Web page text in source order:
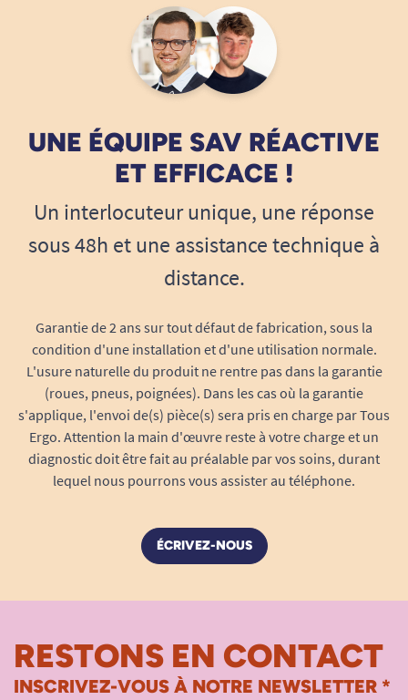
solution de protection qui respecte discrétion,
autonomie et dignité :
Pose simple et intuitivegrâce au design
« S’enfile et s’enlève comme un sous-
vêtement classique ». La déchirure latérale
permet un retrait facile et rapide en cas de
besoin.
Maintien parfait
même en mouvement
(assis, debout, allongé, lors d’un transfert
ou d’une marche), grâce à l’élasticité de la
ceinture et la coupe anatomique.
respirer la peau et évite la sensation
d’humidité, réduisant les risques de
macération et d’irritation.
Technologie d’absorption avancée pour une
protection jour & nuit
Zone d’absorption ultra fineavec
technologie ConfioFit™: jusqu’à 30 % plus
fine pour une discrétion maximale, sans
Même absorbance exceptionnelle de
grâce audouble matelas
de la protection.
Barrières hydrophobes latérales :
bloquent toute fuite accidentelle, même en
UNE ÉQUIPE SAV RÉACTIVE
ET EFFICACE !
Un interlocuteur unique, une réponse
sous 48h et une assistance technique à
distance.
Garantie de 2 ans sur tout défaut de fabrication, sous la
condition d'une installation et d'une utilisation normale.
L'usure naturelle du produit ne rentre pas dans la garantie
(roues, pneus, poignées). Dans les cas où la garantie
s'applique, l'envoi de(s) pièce(s) sera pris en charge par Tous
Ergo. Attention la main d'œuvre reste à votre charge et un
diagnostic doit être fait au préalable par vos soins, durant
lequel nous pourrons vous assister au téléphone.
ÉCRIVEZ-NOUS
RESTONS EN CONTACT
INSCRIVEZ-VOUS À NOTRE NEWSLETTER *